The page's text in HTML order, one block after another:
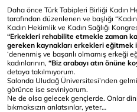
Daha önce Türk Tabipleri Birliği Kadın
tarafından düzenlenen ve başlığı
Kadın Hekimlik ve Kadın Sağlığı
“Erkekleri rehabilite etmekle zaman
gereken kaynakları erkekleri eğitmek
‘denenmiş ve başarılı olmamış erkeği
kadınlarının, “Biz arabayı atın önüne
detaya takılmıyorum.
Salonda Uludağ Üniversitesi’nden
görünce ise seviniyorum.
Ne de olsa gelecek gençlerde. Onlar
bıkmaksızın anlatsınlar, yeter…